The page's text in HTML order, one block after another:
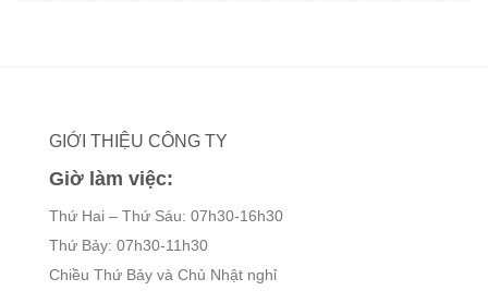
GIỚI THIỆU CÔNG TY
Giờ làm việc:
Thứ Hai – Thứ Sáu: 07h30-16h30
Thứ Bảy: 07h30-11h30
Chiều Thứ Bảy và Chủ Nhật nghỉ